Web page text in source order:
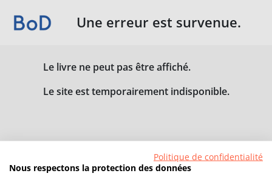
Une erreur est survenue.
Le livre ne peut pas être affiché.
Le site est temporairement indisponible.
Politique de confidentialité
Nous respectons la protection des données